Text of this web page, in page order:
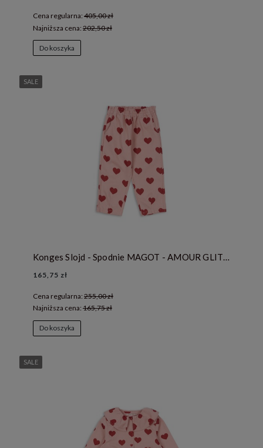
Cena regularna: 405,00 zł
Najniższa cena: 202,50 zł
Do koszyka
Konges Slojd - Spodnie MAGOT - AMOUR GLITTER
165,75 zł
Cena regularna: 255,00 zł
Najniższa cena: 165,75 zł
Do koszyka
SALE
SALE